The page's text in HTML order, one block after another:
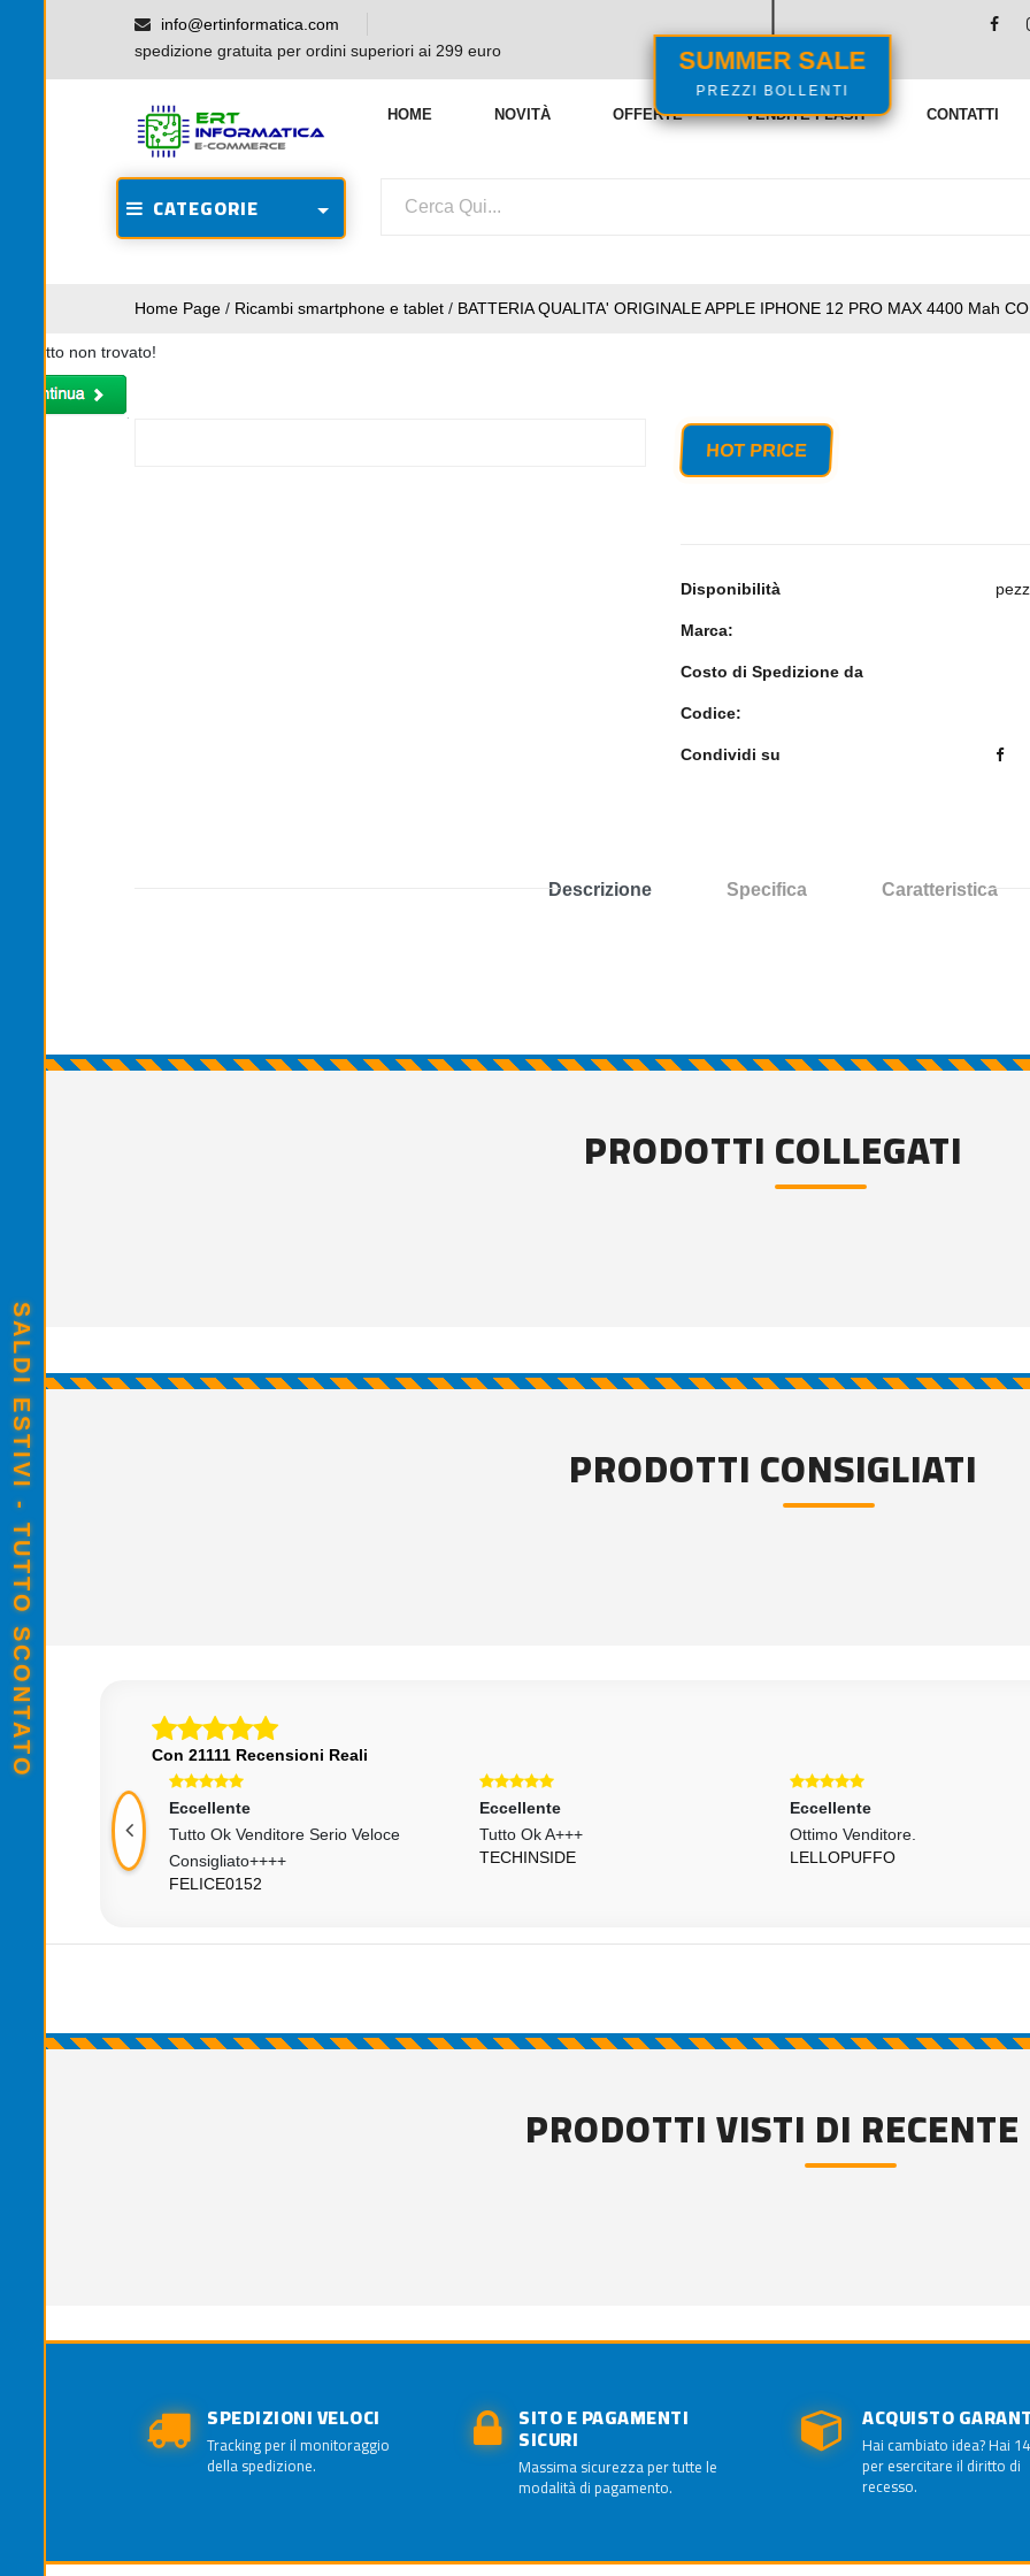
SUMMER SALE
PREZZI BOLLENTI
info@ertinformatica.com
spedizione gratuita per ordini superiori ai 299 euro
HOME NOVITÀ OFFERTE VENDITE FLASH CONTATTI
CATEGORIE
Home Page / Ricambi smartphone e tablet / BATTERIA QUALITA' ORIGINALE APPLE IPHONE 12 PRO MAX 4400 Mah
Prodotto non trovato!
HOT PRICE
Disponibilità
Marca:
Costo di Spedizione da
Codice:
Condividi su
Descrizione Specifica Caratteristica
PRODOTTI COLLEGATI
PRODOTTI CONSIGLIATI
Con 21111 Recensioni Reali
Eccellente
Tutto Ok Venditore Serio Veloce
Consigliato++++
FELICE0152
Eccellente
Tutto Ok A+++
TECHINSIDE
Eccellente
Ottimo Venditore.
LELLOPUFFO
PRODOTTI VISTI DI RECENTE
SPEDIZIONI VELOCI
Tracking per il monitoraggio
della spedizione.
SITO E PAGAMENTI
SICURI
Massima sicurezza per tutte le
modalità di pagamento.
ACQUISTO
Hai cambiato idea? Hai
per esercitare il diritto di
recesso.
SALDI ESTIVI - TUTTO SCONTATO